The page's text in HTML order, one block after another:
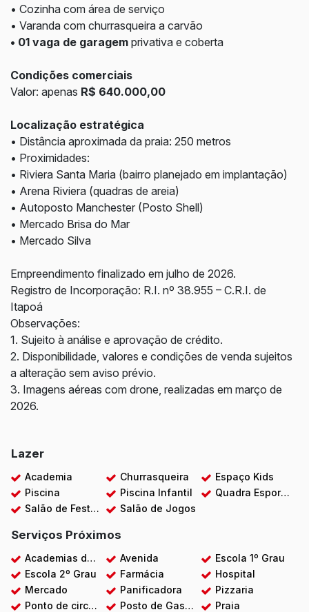
• Cozinha com área de serviço
• Varanda com churrasqueira a carvão
• 01 vaga de garagem privativa e coberta
Condições comerciais
Valor: apenas R$ 640.000,00
Localização estratégica
• Distância aproximada da praia: 250 metros
• Proximidades:
• Riviera Santa Maria (bairro planejado em implantação)
• Arena Riviera (quadras de areia)
• Autoposto Manchester (Posto Shell)
• Mercado Brisa do Mar
• Mercado Silva
Empreendimento finalizado em julho de 2026.
Registro de Incorporação: R.I. nº 38.955 – C.R.I. de
Itapoá
Observações:
1. Sujeito à análise e aprovação de crédito.
2. Disponibilidade, valores e condições de venda sujeitos
a alteração sem aviso prévio.
3. Imagens aéreas com drone, realizadas em março de
2026.
Lazer
Academia Churrasqueira
Espaço Kids
Piscina
Piscina Infantil
Quadra Esportiva
Salão de Festas
Salão de Jogos
Serviços Próximos
Academias de ginástica Avenida
Escola 1º Grau
Escola 2º Grau
Farmácia
Hospital
Mercado
Panificadora
Pizzaria
Ponto de circular
Posto de Gasolina
Praia